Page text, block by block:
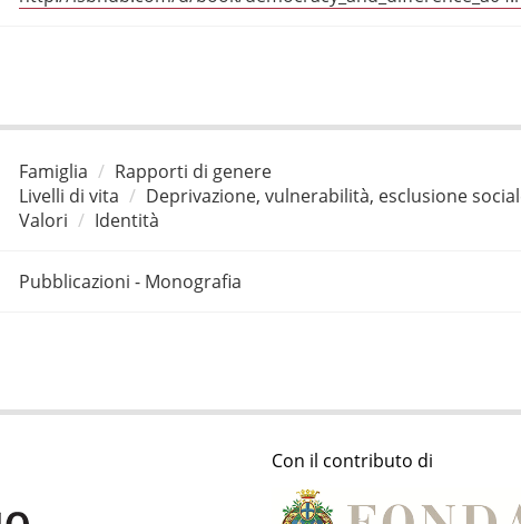
Famiglia
Rapporti di genere
Livelli di vita
Deprivazione, vulnerabilità, esclusione
Valori
Identità
Pubblicazioni - Monografia
Con il contributo di